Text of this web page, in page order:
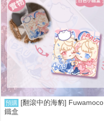
預購 [翻滾中的海豹] Fuwamoco
鐵盒